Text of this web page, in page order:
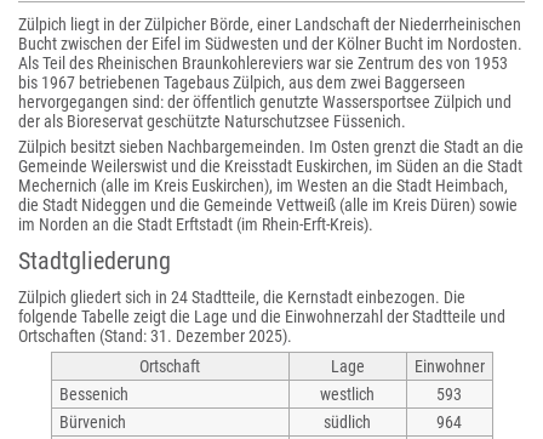
Zülpich liegt in der Zülpicher Börde, einer Landschaft der Niederrheinischen
Bucht zwischen der Eifel im Südwesten und der Kölner Bucht im Nordosten.
Als Teil des Rheinischen Braunkohlereviers war sie Zentrum des von 1953
bis 1967 betriebenen Tagebaus Zülpich, aus dem zwei Baggerseen
hervorgegangen sind: der öffentlich genutzte Wassersportsee Zülpich und
der als Bioreservat geschützte Naturschutzsee Füssenich.
Zülpich besitzt sieben Nachbargemeinden. Im Osten grenzt die Stadt an die
Gemeinde Weilerswist und die Kreisstadt Euskirchen, im Süden an die Stadt
Mechernich (alle im Kreis Euskirchen), im Westen an die Stadt Heimbach,
die Stadt Nideggen und die Gemeinde Vettweiß (alle im Kreis Düren) sowie
im Norden an die Stadt Erftstadt (im Rhein-Erft-Kreis).
Stadtgliederung
Zülpich gliedert sich in 24 Stadtteile, die Kernstadt einbezogen. Die
folgende Tabelle zeigt die Lage und die Einwohnerzahl der Stadtteile und
Ortschaften (Stand: 31. Dezember 2025).
Ortschaft
Lage
Einwohner
Bessenich
westlich
593
Bürvenich
südlich
964